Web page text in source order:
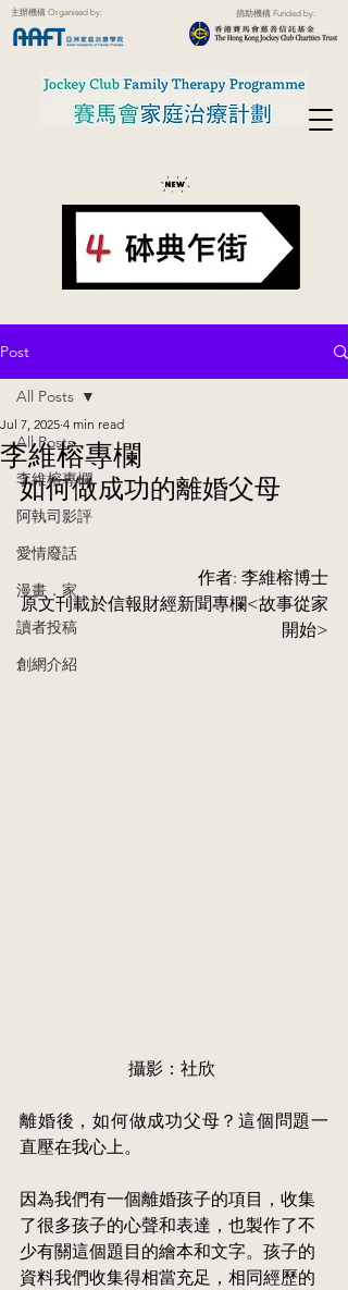
主辦機構 Organised by: 捐助機構 Funded by:
Post
All Posts
李維榕專欄
阿執司影評
愛情廢話
漫畫．家
讀者投稿
創網介紹
All Posts
李維榕專欄
Jul 7, 2025 4 min read
如何做成功的離婚父母
作者: 李維榕博士
原⽂刊載於信報財經新聞專欄<故事從家
開始>
攝影：社欣
離婚後，如何做成功父母？這個問題一
直壓在我心上。
因為我們有一個離婚孩子的項目，收集
了很多孩子的心聲和表達，也製作了不
少有關這個題目的繪本和文字。孩子的
資料我們收集得相當充足，相同經歷的